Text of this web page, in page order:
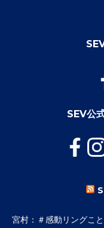
SEV公
宮村：＃感動リングこ